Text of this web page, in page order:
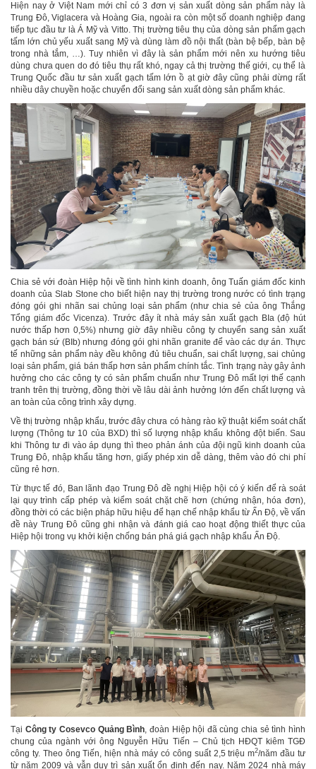
Hiện nay ở Việt Nam mới chỉ có 3 đơn vị sản xuất dòng sản phẩm này là
Trung Đô, Viglacera và Hoàng Gia, ngoài ra còn một số doanh nghiệp đang
tiếp tục đầu tư là Á Mỹ và Vitto. Thị trường tiêu thụ của dòng sản phẩm gạch
tấm lớn chủ yếu xuất sang Mỹ và dùng làm đồ nội thất (bàn bệ bếp, bàn bệ
trong nhà tắm, …). Tuy nhiên vì đây là sản phẩm mới nên xu hướng tiêu
dùng chưa quen do đó tiêu thụ rất khó, ngay cả thị trường thế giới, cụ thể là
Trung Quốc đầu tư sản xuất gạch tấm lớn ồ ạt giờ đây cũng phải dừng rất
nhiều dây chuyền hoặc chuyển đổi sang sản xuất dòng sản phẩm khác.
Chia sẻ với đoàn Hiệp hội về tình hình kinh doanh, ông Tuấn giám đốc kinh
doanh của Slab Stone cho biết hiện nay thị trường trong nước có tình trạng
đóng gói ghi nhãn sai chủng loại sản phẩm (như chia sẻ của ông Thắng
Tổng giám đốc Vicenza). Trước đây ít nhà máy sản xuất gạch BIa (độ hút
nước thấp hơn 0,5%) nhưng giờ đây nhiều công ty chuyển sang sản xuất
gạch bán sứ (BIb) nhưng đóng gói ghi nhãn granite để vào các dự án. Thực
tế những sản phẩm này đều không đủ tiêu chuẩn, sai chất lượng, sai chủng
loại sản phẩm, giá bán thấp hơn sản phẩm chính tắc. Tình trạng này gây ảnh
hưởng cho các công ty có sản phẩm chuẩn như Trung Đô mất lợi thế cạnh
tranh trên thị trường, đồng thời về lâu dài ảnh hưởng lớn đến chất lượng và
an toàn của công trình xây dựng.
Về thị trường nhập khẩu, trước đây chưa có hàng rào kỹ thuật kiểm soát chất
lượng (Thông tư 10 của BXD) thì số lượng nhập khẩu không đột biến. Sau
khi Thông tư đi vào áp dụng thì theo phản ánh của đội ngũ kinh doanh của
Trung Đô, nhập khẩu tăng hơn, giấy phép xin dễ dàng, thêm vào đó chi phí
cũng rẻ hơn.
Từ thực tế đó, Ban lãnh đạo Trung Đô đề nghị Hiệp hội có ý kiến để rà soát
lại quy trình cấp phép và kiểm soát chặt chẽ hơn (chứng nhận, hóa đơn),
đồng thời có các biện pháp hữu hiệu để hạn chế nhập khẩu từ Ấn Độ, về vấn
đề này Trung Đô cũng ghi nhận và đánh giá cao hoạt động thiết thực của
Hiệp hội trong vụ khởi kiện chống bán phá giá gạch nhập khẩu Ấn Độ.
Tại Công ty Cosevco Quảng Bình , đoàn Hiệp hội đã cùng chia sẻ tình hình
chung của ngành với ông Nguyễn Hữu Tiến – Chủ tịch HĐQT kiêm TGĐ
công ty. Theo ông Tiến, hiện nhà máy có công suất 2,5 triệu m2/năm đầu tư
từ năm 2009 và vẫn duy trì sản xuất ổn định đến nay. Năm 2024 nhà máy